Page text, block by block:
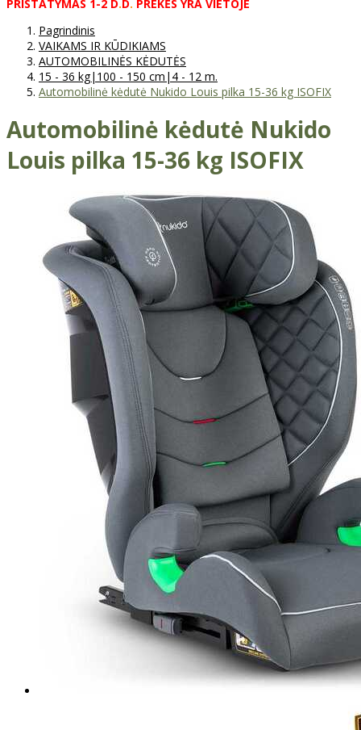
PRISTATYMAS 1-2 D. D. PREKĖS YRA VIETOJE
Pagrindinis
VAIKAMS IR KŪDIKIAMS
AUTOMOBILINĖS KĖDUTĖS
15 - 36 kg|100 - 150 cm|4 - 12 m.
Automobilinė kėdutė Nukido Louis pilka 15-36 kg ISOFIX
Automobilinė kėdutė Nukido
Louis pilka 15-36 kg ISOFIX